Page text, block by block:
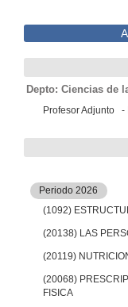
Depto: Ciencias de
Profesor Adjunto
Periodo 2026
(1092)
(20138) LAS
(20119)
(20068)
FISICA